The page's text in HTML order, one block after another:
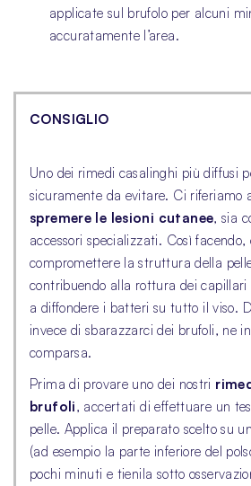
applicate sul brufolo per alcuni
accuratamente l’area.
CONSIGLIO
Uno dei rimedi casalinghi più diffusi
sicuramente da evitare. Ci riferiamo
spremere le lesioni cutanee, sia
accessori specializzati. Così facendo,
compromettere la struttura della
contribuendo alla rottura dei
a diffondere i batteri su tutto il viso.
invece di sbarazzarci dei brufoli, ne
comparsa.
Prima di provare uno dei nostri
brufoli, accertati di effettuare un
pelle. Applica il preparato scelto su
(ad esempio la parte inferiore del
pochi minuti e tienila sotto